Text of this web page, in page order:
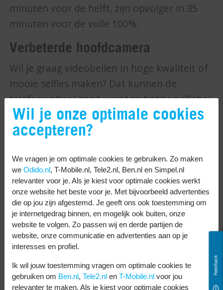
minuten voor de helft, zijn opvolger in 35
minuten voor de volle 100%.
Verbeterde hoofdcamera
Wil je graag videobellen in hoge kwaliteit of
mooie selfies maken? Dat kunnen de
telefoons heel goed, want ze hebben allebei
een selfiecamera van 32 megapixel. De
hoofdcamera van de Find X3 Lite heeft een
maar in 64 megapixel. De ondersteunende
drie camera’s aan de achterkant zijn
identiek en maken foto’s in 8, 2 en 2
megapixel. Je hebt een ultragroothoeklens
voor panorama’s, een macrolens voor close-
ups en dieptesensor voor portretten.
Specificaties van de
Feedback
Wil je onze optimale cookies
accepteren?
We vragen je om optimale cookies te gebruiken. Zo maken
we Odido.nl, T-Mobile.nl, Tele2.nl, Ben.nl en Simpel.nl
relevanter voor je. Als je kiest voor optimale cookies werkt
onze website het beste voor je. Met bijvoorbeeld advertenties
die op jou zijn afgestemd. Je geeft ons ook toestemming om
je internetgedrag binnen, en mogelijk ook buiten, onze
website te volgen. Zo passen wij en derde partijen de
website, onze communicatie en advertenties aan op je
interesses en profiel.
Ik wil jouw toestemming vragen om optimale cookies te
gebruiken om Ben.nl, Tele2.nl en T-Mobile.nl voor jou
relevanter te maken. Als je kiest voor optimale cookies